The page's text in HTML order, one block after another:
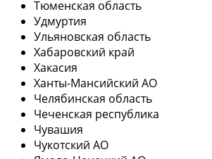
Тюменская область
Удмуртия
Ульяновская область
Хабаровский край
Хакасия
Ханты-Мансийский АО
Челябинская область
Чеченская республика
Чувашия
Чукотский АО